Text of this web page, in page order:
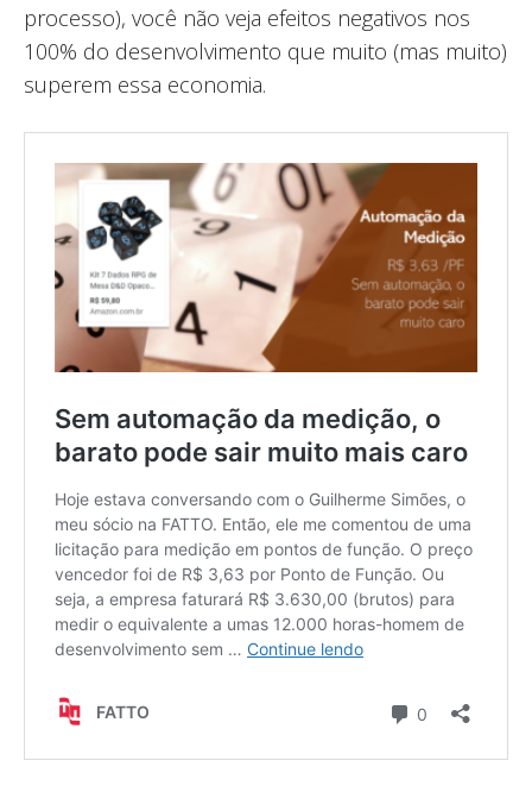
processo), você não veja efeitos negativos nos
100% do desenvolvimento que muito (mas muito)
superem essa economia.